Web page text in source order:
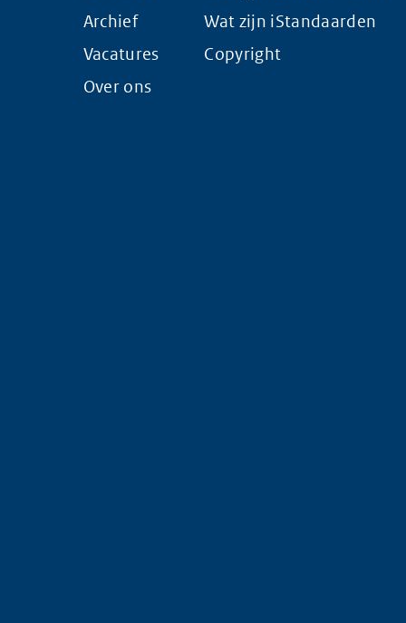
Archief
Vacatures
Over ons
Wat zijn iStandaarden
Copyright